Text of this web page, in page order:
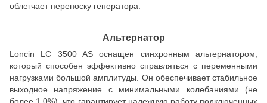
облегчает переноску генератора.
Альтернатор
Loncin LC 3500 AS оснащен синхронным альтернатором,
который способен эффективно справляться с переменными
нагрузками большой амплитуды. Он обеспечивает стабильное
выходное напряжение с минимальными колебаниями (не
более 1,0%), что гарантирует надежную работу подключенных